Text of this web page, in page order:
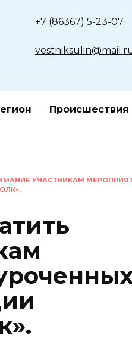
+7 (86367) 5-23-07
Происшествия
УЧАСТНИКАМ